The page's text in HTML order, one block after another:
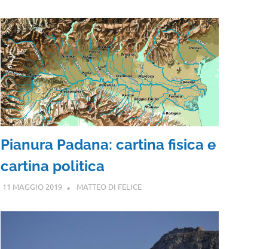
Pianura Padana: cartina fisica e
cartina politica
11 MAGGIO 2019 MATTEO DI FELICE